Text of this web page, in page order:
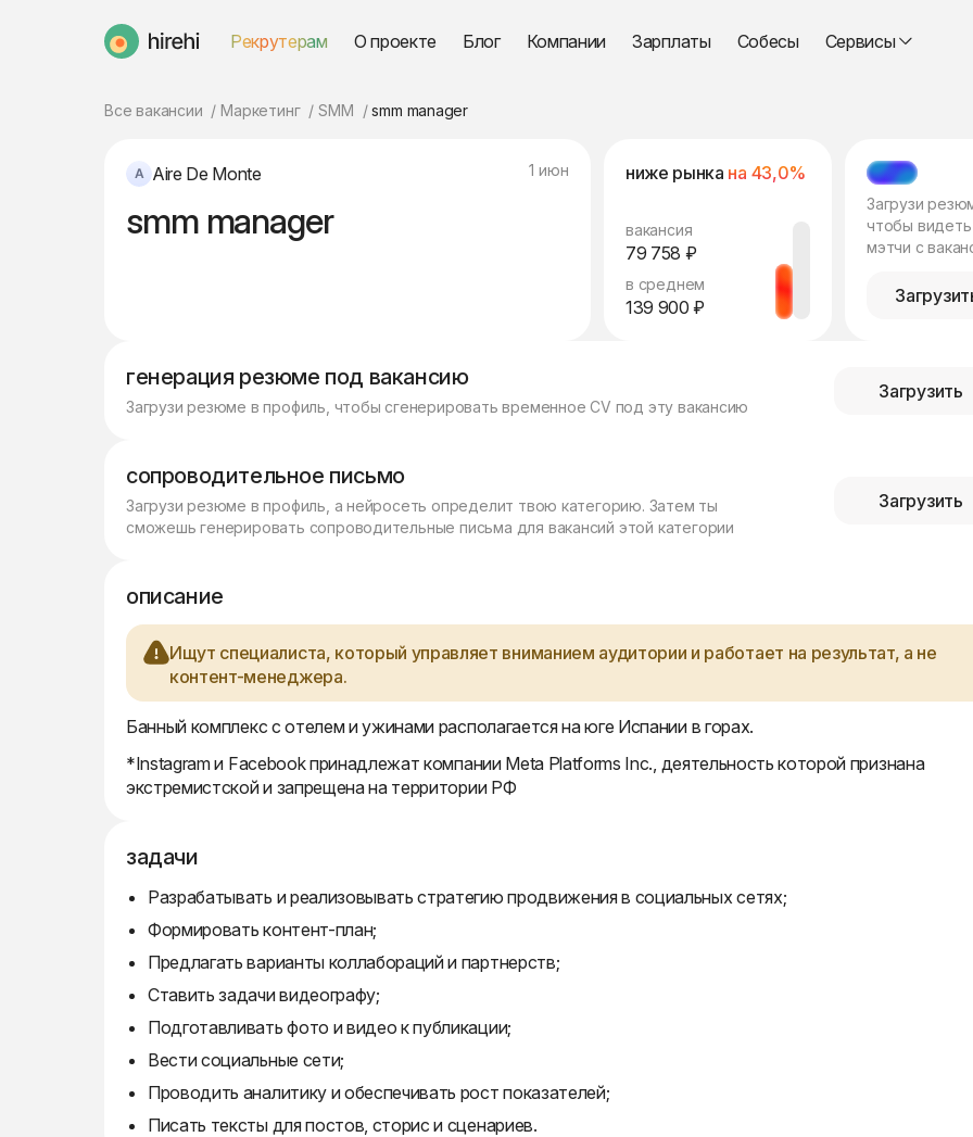
HireHi Рекрутерам О проекте Блог Компании Зарплаты Собесы Сервисы
Все вакансии Маркетинг SMM smm manager
Aire De Monte 1 июн
smm manager
ниже рынка на 43,0%
вакансия
79 758 ₽
в среднем
139 900 ₽
МЭТЧ
Загрузи
чтобы видеть
мэтчи с
генерация резюме под вакансию
Загрузи резюме в профиль, чтобы сгенерировать временное CV под эту вакансию
Загрузить
сопроводительное письмо
Загрузи резюме в профиль, а нейросеть определит твою категорию. Затем ты
сможешь генерировать сопроводительные письма для вакансий этой категории
Загрузить
описание
Ищут специалиста, который управляет вниманием аудитории и работает на результат, а не
контент-менеджера.
Банный комплекс с отелем и ужинами располагается на юге Испании в горах.
*Instagram и Facebook принадлежат компании Meta Platforms Inc., деятельность которой признана
экстремистской и запрещена на территории РФ
задачи
Разрабатывать и реализовывать стратегию продвижения в социальных сетях;
Формировать контент-план;
Предлагать варианты коллабораций и партнерств;
Ставить задачи видеографу;
Подготавливать фото и видео к публикации;
Вести социальные сети;
Проводить аналитику и обеспечивать рост показателей;
Писать тексты для постов, сторис и сценариев.